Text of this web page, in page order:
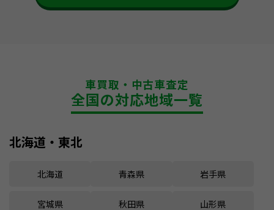
車買取・中古車査定
全国の対応地域一覧
北海道・東北
北海道 青森県 岩手県
宮城県 秋田県 山形県